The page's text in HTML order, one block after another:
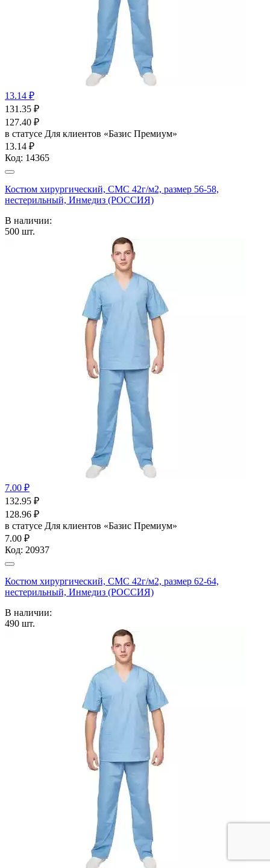
13.14 ₽
131.35 ₽
127.40 ₽
в статусе Для клиентов «Базис Премиум»
13.14 ₽
Код: 14365
Костюм хирургический, СМС 42г/м2, размер 56-58,
нестерильный, Инмедиз (РОССИЯ)
В наличии:
500 шт.
7.00 ₽
132.95 ₽
128.96 ₽
в статусе Для клиентов «Базис Премиум»
7.00 ₽
Код: 20937
Костюм хирургический, СМС 42г/м2, размер 62-64,
нестерильный, Инмедиз (РОССИЯ)
В наличии:
490 шт.